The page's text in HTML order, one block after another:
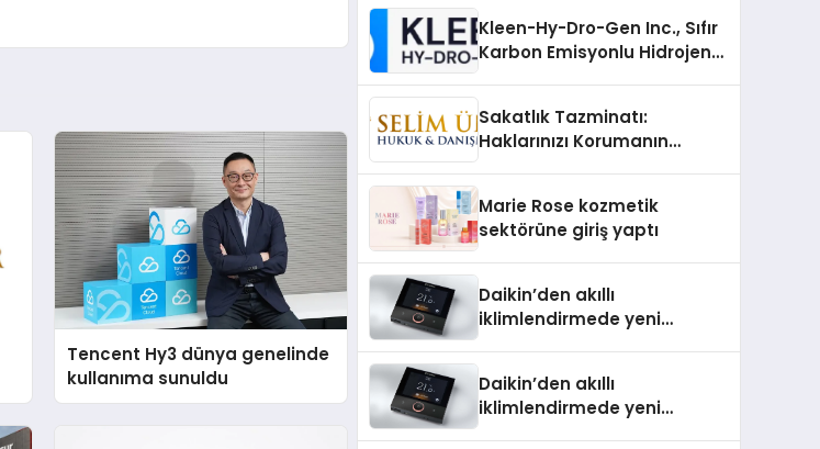
Tencent Hy3 dünya genelinde
kullanıma sunuldu
Kleen-Hy-Dro-Gen Inc., Sıfır
Karbon Emisyonlu Hidrojen
Aldı
Sakatlık Tazminatı:
Haklarınızı Korumanın
Marie Rose kozmetik
sektörüne giriş yaptı
Daikin’den akıllı
iklimlendirmede yeni
Daikin’den akıllı
iklimlendirmede yeni